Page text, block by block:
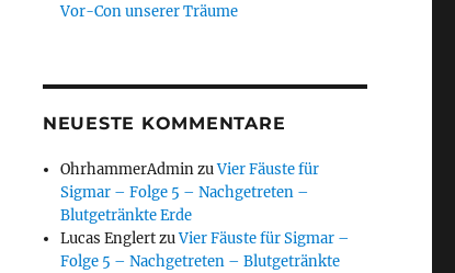
Vor-Con unserer Träume
NEUESTE KOMMENTARE
OhrhammerAdminzuVier Fäuste für
Sigmar – Folge 5 – Nachgetreten –
Blutgetränkte Erde
Lucas EnglertzuVier Fäuste für Sigmar –
Folge 5 – Nachgetreten – Blutgetränkte